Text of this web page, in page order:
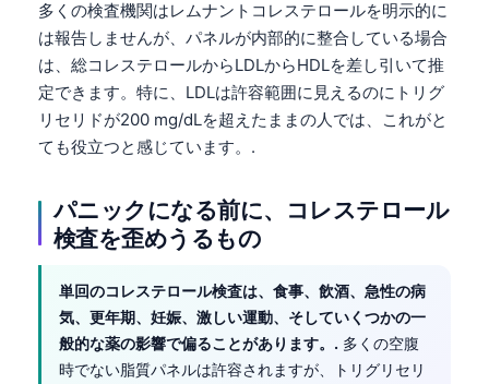
多くの検査機関はレムナントコレステロールを明示的に
は報告しませんが、パネルが内部的に整合している場合
は、総コレステロールからLDLからHDLを差し引いて推
定できます。特に、LDLは許容範囲に見えるのにトリグ
リセリドが200 mg/dLを超えたままの人では、これがと
ても役立つと感じています。.
パニックになる前に、コレステロール
検査を歪めうるもの
単回のコレステロール検査は、食事、飲酒、急性の病
気、更年期、妊娠、激しい運動、そしていくつかの一
般的な薬の影響で偏ることがあります。. 多くの空腹
時でない脂質パネルは許容されますが、トリグリセリ
Magyar
Shqip
বাংলা
اردو
मराठी
தமிழ்
ગુજરાતી
ಕನ್ನಡ
മലയാളം